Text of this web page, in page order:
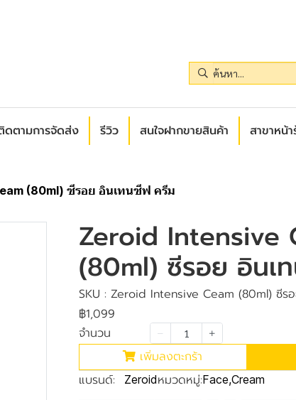
ดตามการจัดส่ง รีวิว สนใจฝากขายสินค้า สาขาหน้า
(80ml) ซีรอย อินเทนซีฟ ครีม
Zeroid Intensive
(80ml) ซีรอย อินเ
SKU : Zeroid Intensive Ceam (80ml) ซีร
฿1,099
จำนวน
เพิ่มลงตะกร้า
แบรนด์:
Zeroidหมวดหมู่:Face,Cream